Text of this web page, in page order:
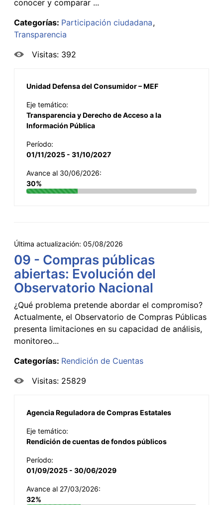
conocer y comparar ...
Categorías: Participación ciudadana
Transparencia
Visitas: 392
Unidad Defensa del Consumidor – MEF
Eje temático:
Transparencia y Derecho de Acceso a la
Información Pública
Período:
01/11/2025 - 31/10/2027
Avance al 30/06/2026:
30%
Última actualización: 05/08/2026
09 - Compras públicas
abiertas: Evolución del
Observatorio Nacional
¿Qué problema pretende abordar el compromiso?
Actualmente, el Observatorio de Compras Públicas
presenta limitaciones en su capacidad de análisis,
monitoreo...
Categorías: Rendición de Cuentas
Visitas: 25829
Agencia Reguladora de Compras Estatales
Eje temático:
Rendición de cuentas de fondos públicos
Período:
01/09/2025 - 30/06/2029
Avance al 27/03/2026:
32%